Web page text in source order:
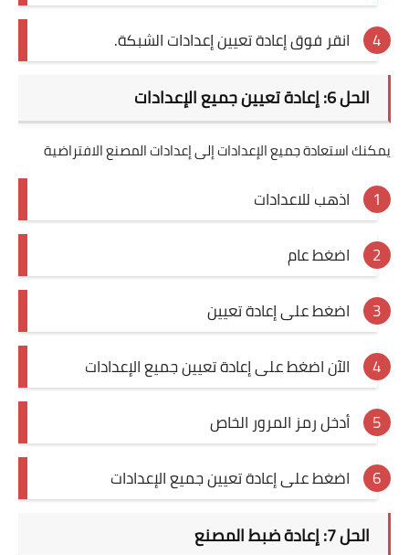
انقر فوق إعادة تعيين إعدادات الشبكة.
الحل 6: إعادة تعيين جميع الإعدادات
يمكنك استعادة جميع الإعدادات إلى إعدادات المصنع الافتراضية
اذهب للاعدادات
اضغط عام
اضغط على إعادة تعيين
الآن اضغط على إعادة تعيين جميع الإعدادات
أدخل رمز المرور الخاص
اضغط على إعادة تعيين جميع الإعدادات
الحل 7: إعادة ضبط المصنع